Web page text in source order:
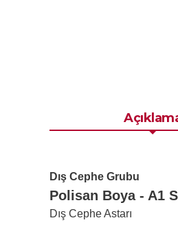
Dış Cephe Grubu
Polisan Boya - A1
Dış Cephe Astarı